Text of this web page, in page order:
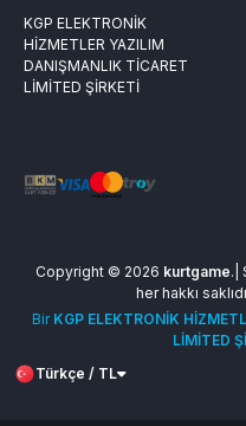
KGP ELEKTRONİK
HİZMETLER YAZILIM
DANIŞMANLIK TİCARET
LİMİTED ŞİRKETİ
Copyright © 2026 kurtgame.|
her hakkı
Bir KGP ELEKTRONİK
LİMİTED
Türkçe / TL